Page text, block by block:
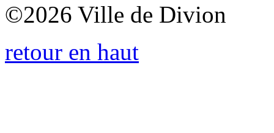
©2026 Ville de Divion
retour en haut